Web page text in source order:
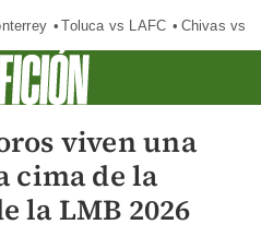
Toluca vs LAFC Chivas vs
viven una
cima de la
la LMB 2026